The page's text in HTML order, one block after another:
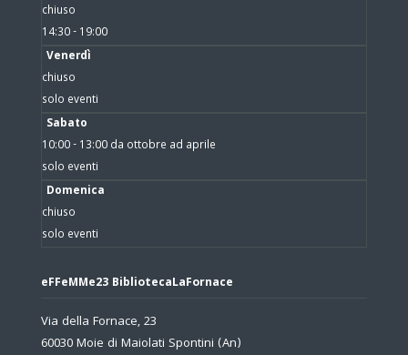
chiuso
14:30 - 19:00
Venerdì
chiuso
solo eventi
Sabato
10:00 - 13:00 da ottobre ad aprile
solo eventi
Domenica
chiuso
solo eventi
eFFeMMe23 BibliotecaLaFornace
Via della Fornace, 23
60030 Moie di Maiolati Spontini (An)